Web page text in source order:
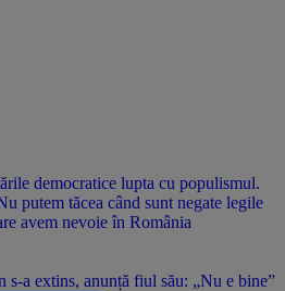
democratice lupta cu populismul.
putem tăcea când sunt negate legile
avem nevoie în România
s-a extins, anunță fiul său: „Nu e bine”